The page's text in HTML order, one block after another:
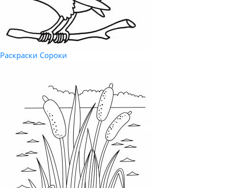
Раскраски Сороки